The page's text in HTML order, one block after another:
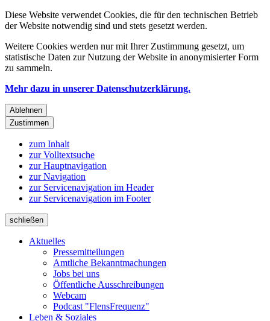
Diese Website verwendet Cookies, die für den technischen Betrieb
der Website notwendig sind und stets gesetzt werden.
Weitere Cookies werden nur mit Ihrer Zustimmung gesetzt, um
statistische Daten zur Nutzung der Website in anonymisierter Form
zu sammeln.
Mehr dazu in unserer Datenschutzerklärung.
Ablehnen
Zustimmen
zum Inhalt
zur Volltextsuche
zur Hauptnavigation
zur Navigation
zur Servicenavigation im Header
zur Servicenavigation im Footer
schließen
Aktuelles
Pressemitteilungen
Amtliche Bekanntmachungen
Jobs bei uns
Öffentliche Ausschreibungen
Webcam
Podcast "FlensFrequenz"
Leben & Soziales